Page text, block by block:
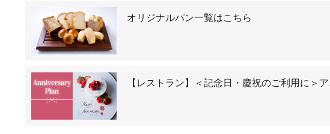
オリジナルパン一覧はこちら
【レストラン】＜記念日・慶祝のご利用に＞